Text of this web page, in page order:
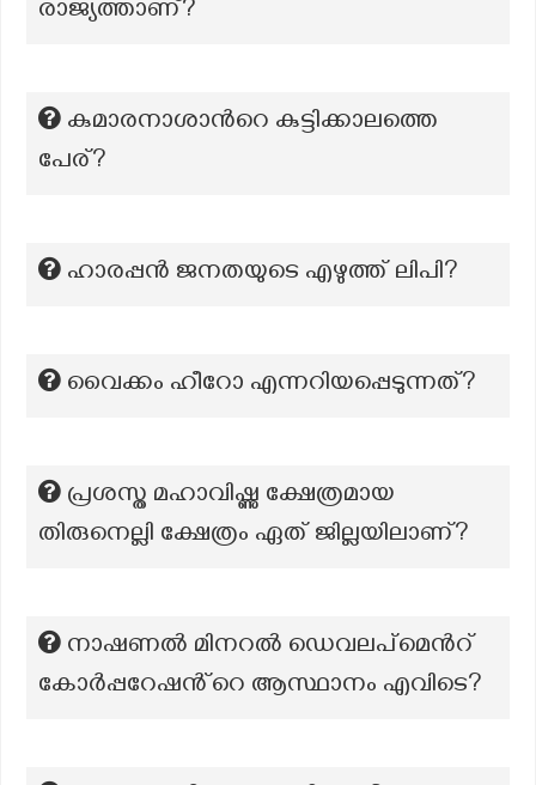
രാജ്യത്താണ്?
കുമാരനാശാന്‍റെ കുട്ടിക്കാലത്തെ
പേര്?
ഹാരപ്പൻ ജനതയുടെ എഴുത്ത് ലിപി?
വൈക്കം ഹീറോ എന്നറിയപ്പെടുന്നത്?
പ്രശസ്ത മഹാവിഷ്ണു ക്ഷേത്രമായ
തിരുനെല്ലി ക്ഷേത്രം ഏത് ജില്ലയിലാണ്?
നാഷണൽ മിനറൽ ഡെവലപ്മെൻറ്
കോർപ്പറേഷൻ്റെ ആസ്ഥാനം എവിടെ?